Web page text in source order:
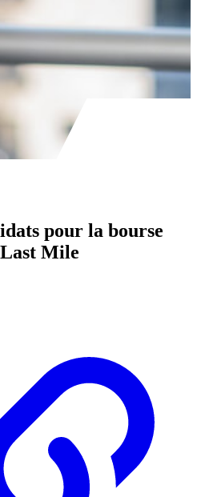
pour la bourse
Mile